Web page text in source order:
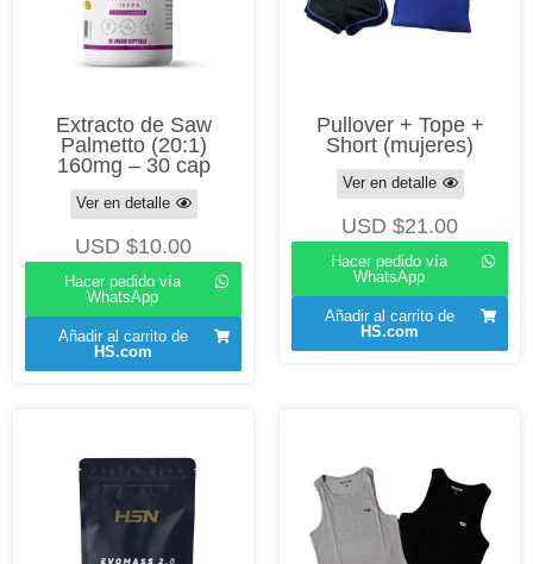
Extracto de Saw
Palmetto (20:1)
160mg – 30 cap
Ver en detalle
USD $10.00
Hacer pedido vía
WhatsApp
Añadir al carrito de
HS.com
Pullover + Tope +
Short (mujeres)
Ver en detalle
USD $21.00
Hacer pedido vía
WhatsApp
Añadir al carrito de
HS.com